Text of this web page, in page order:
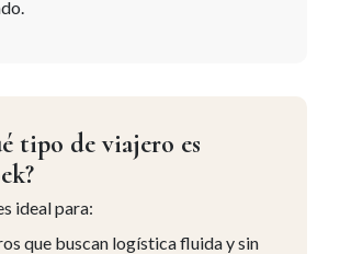
tipo de viajero es
ideal para:
que buscan logística fluida y sin